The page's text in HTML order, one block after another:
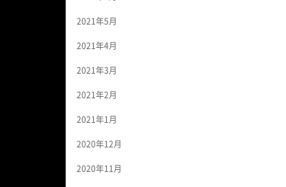
2021年5月
2021年4月
2021年3月
2021年2月
2021年1月
2020年12月
2020年11月